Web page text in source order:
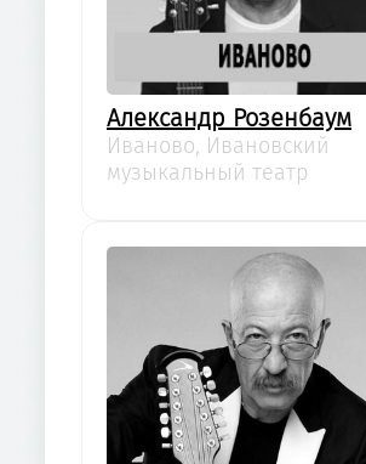
Александр Розенбаум
Иваново, Ивановский
музыкальный театр